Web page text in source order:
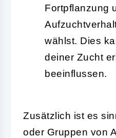
Fortpflanzung
wählst. Dies
deiner Zucht
beeinflussen.
Zusätzlich ist es
oder Gruppen von